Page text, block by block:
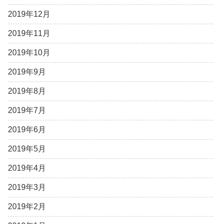
2019年12月
2019年11月
2019年10月
2019年9月
2019年8月
2019年7月
2019年6月
2019年5月
2019年4月
2019年3月
2019年2月